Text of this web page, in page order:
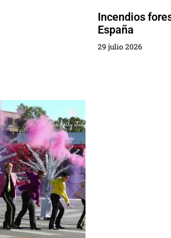
Incendios
España
29 julio 2026